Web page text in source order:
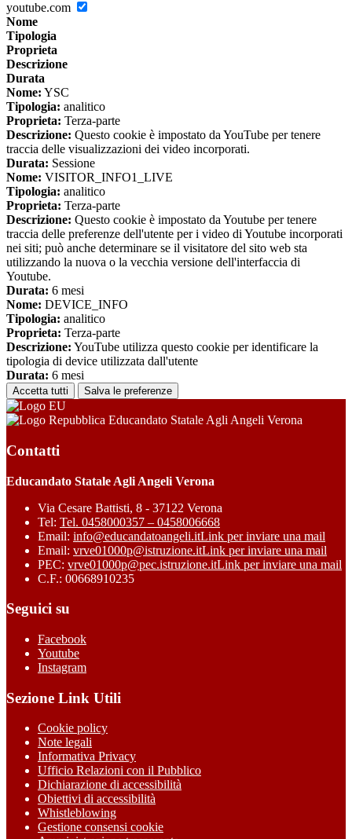
youtube.com
Nome
Tipologia
Proprieta
Descrizione
Durata
Nome: YSC
Tipologia: analitico
Proprieta: Terza-parte
Descrizione: Questo cookie è impostato da YouTube per tenere
traccia delle visualizzazioni dei video incorporati.
Durata: Sessione
Nome: VISITOR_INFO1_LIVE
Tipologia: analitico
Proprieta: Terza-parte
Descrizione: Questo cookie è impostato da Youtube per tenere
traccia delle preferenze dell'utente per i video di Youtube incorporati
nei siti; può anche determinare se il visitatore del sito web sta
utilizzando la nuova o la vecchia versione dell'interfaccia di
Youtube.
Durata: 6 mesi
Nome: DEVICE_INFO
Tipologia: analitico
Proprieta: Terza-parte
Descrizione: YouTube utilizza questo cookie per identificare la
tipologia di device utilizzata dall'utente
Durata: 6 mesi
Accetta tutti Salva le preferenze
Educandato Statale Agli Angeli Verona
Contatti
Educandato Statale Agli Angeli Verona
Via Cesare Battisti, 8 - 37122 Verona
Tel: Tel. 0458000357 – 0458006668
Email: info@educandatoangeli.itLink per inviare una mail
Email: vrve01000p@istruzione.itLink per inviare una mail
PEC: vrve01000p@pec.istruzione.itLink per inviare una mail
C.F.: 00668910235
Seguici su
Facebook
Youtube
Instagram
Sezione Link Utili
Cookie policy
Note legali
Informativa Privacy
Ufficio Relazioni con il Pubblico
Dichiarazione di accessibilità
Obiettivi di accessibilità
Whistleblowing
Gestione consensi cookie